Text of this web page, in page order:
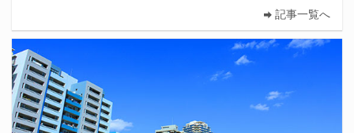
記事一覧へ